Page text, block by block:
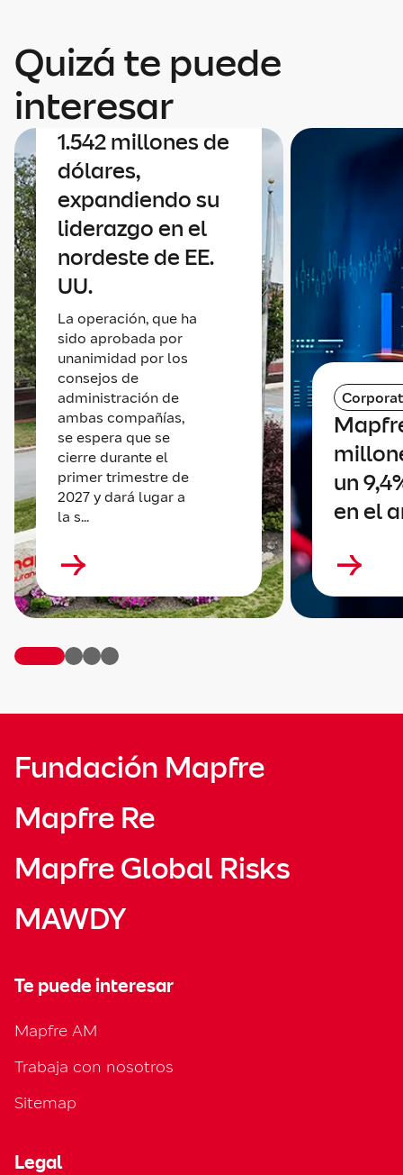
Quizá te puede
interesar
un acuerdo para
adquirir Safety
Insurance por
1.542 millones de
dólares,
expandiendo su
liderazgo en el
nordeste de EE.
UU.
La operación, que ha
sido aprobada por
unanimidad por los
consejos de
administración de
ambas compañías,
se espera que se
cierre durante el
primer trimestre de
2027 y dará lugar a
la s...
un
en el
Fundación Mapfre
Mapfre Re
Mapfre Global Risks
MAWDY
Te puede interesar
Mapfre AM
Trabaja con nosotros
Sitemap
Legal